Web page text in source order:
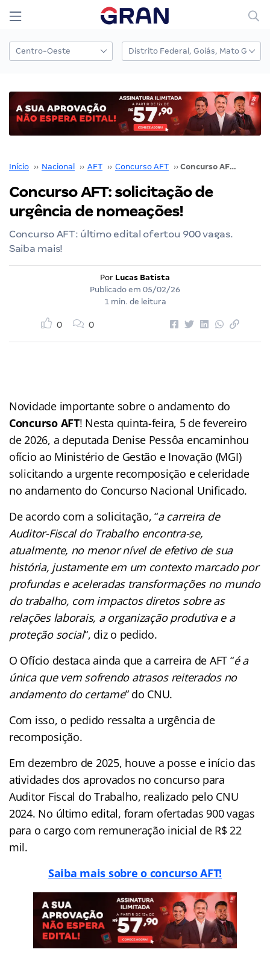
Início ›› Nacional ›› AFT ›› Concurso AFT ›› Concurso AFT: solicitação de urgência de nomeações!
Concurso AFT: solicitação de
urgência de nomeações!
Concurso AFT: último edital ofertou 900 vagas.
Saiba mais!
Por Lucas Batista
Publicado em 05/02/26
1 min. de leitura
0 0
Novidade importante sobre o andamento do
Concurso AFT! Nesta quinta-feira, 5 de fevereiro
de 2026, a deputada Denise Pessôa encaminhou
ofício ao Ministério de Gestão e Inovação (MGI)
solicitando a urgente recomposição e celeridade
no andamento do Concurso Nacional Unificado.
De acordo com a solicitação, “a carreira de
Auditor-Fiscal do Trabalho encontra-se,
atualmente, no menor nível de efetivo de sua
história, justamente em um contexto marcado por
profundas e aceleradas transformações no mundo
do trabalho, com impactos diretos sobre as
relações laborais, a organização produtiva e a
proteção social“, diz o pedido.
O Ofício destaca ainda que a carreira de AFT “é a
única que vem sofrendo atrasos reiterados no
andamento do certame” do CNU.
Com isso, o pedido ressalta a urgência de
recomposição.
Em dezembro de 2025, houve a posse e início das
atividades dos aprovados no concurso para
Auditor Fiscal do Trabalho, realizado pelo CNU
2024. No último edital, foram ofertadas 900 vagas
para o cargo com remuneração inicial de R$ 22
mil.
Saiba mais sobre o concurso AFT!